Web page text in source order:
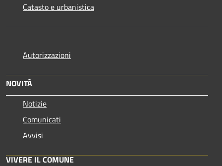
Catasto e urbanistica
Autorizzazioni
NOVITÀ
Notizie
Comunicati
Avvisi
VIVERE IL COMUNE